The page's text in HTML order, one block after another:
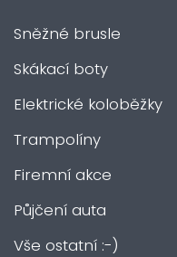
Sněžné brusle
Skákací boty
Elektrické koloběžky
Trampolíny
Firemní akce
Půjčení auta
Vše ostatní :-)